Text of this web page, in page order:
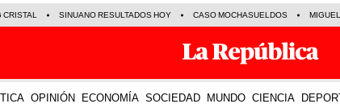
SINUANO RESULTADOS HOY CASO MOCHASUELDOS
OPINIÓN ECONOMÍA SOCIEDAD MUNDO CIENCIA